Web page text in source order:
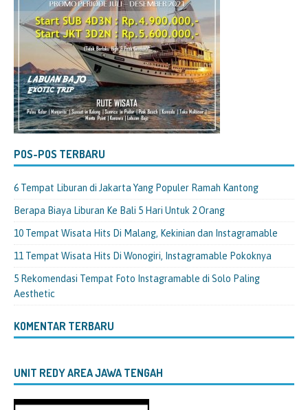
POS-POS TERBARU
6 Tempat Liburan di Jakarta Yang Populer Ramah Kantong
Berapa Biaya Liburan Ke Bali 5 Hari Untuk 2 Orang
10 Tempat Wisata Hits Di Malang, Kekinian dan Instagramable
11 Tempat Wisata Hits Di Wonogiri, Instagramable Pokoknya
5 Rekomendasi Tempat Foto Instagramable di Solo Paling
Aesthetic
KOMENTAR TERBARU
UNIT REDY AREA JAWA TENGAH